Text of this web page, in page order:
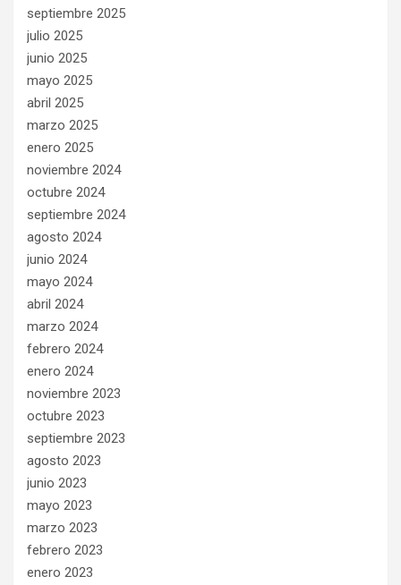
septiembre 2025
julio 2025
junio 2025
mayo 2025
abril 2025
marzo 2025
enero 2025
noviembre 2024
octubre 2024
septiembre 2024
agosto 2024
junio 2024
mayo 2024
abril 2024
marzo 2024
febrero 2024
enero 2024
noviembre 2023
octubre 2023
septiembre 2023
agosto 2023
junio 2023
mayo 2023
marzo 2023
febrero 2023
enero 2023